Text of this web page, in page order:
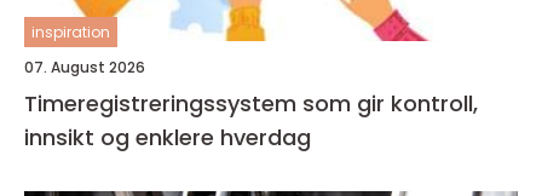
inspiration
07. August 2026
Timeregistreringssystem som gir kontroll,
innsikt og enklere hverdag